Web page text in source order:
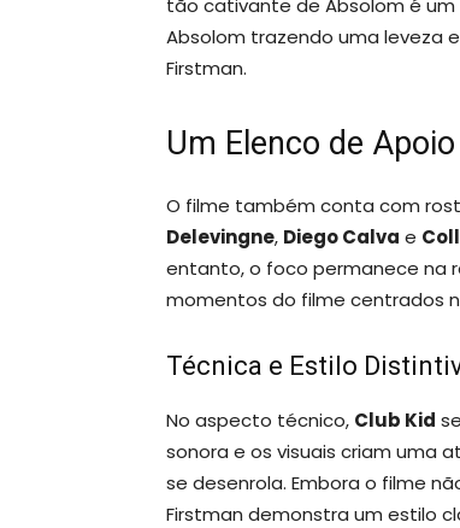
tão cativante de Absolom é
Absolom trazendo uma leveza
Firstman.
Um Elenco de
O filme também conta com
Delevingne, Diego Calva e
entanto, o foco permanece na
momentos do filme centrados
Técnica e Estilo
No aspecto técnico, Club Kid
sonora e os visuais criam uma
se desenrola. Embora o filme
Firstman demonstra um estilo